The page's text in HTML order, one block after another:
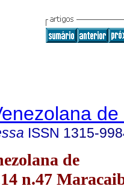
ISSN 1315-
de
n.47